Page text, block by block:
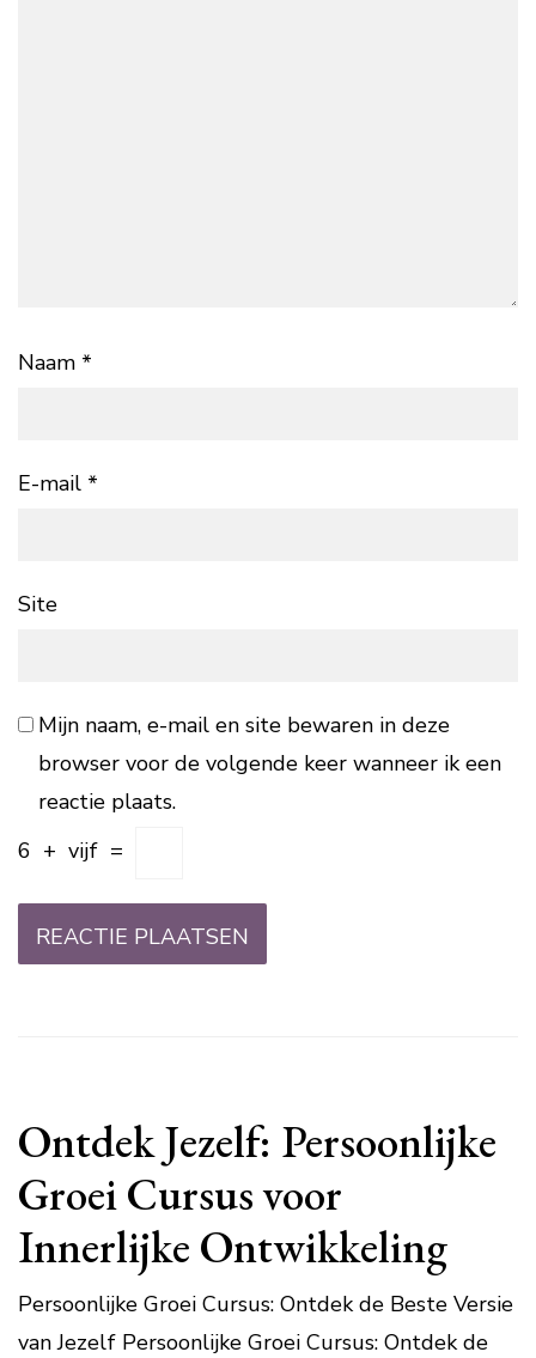
Naam *
E-mail *
Site
Mijn naam, e-mail en site bewaren in deze
browser voor de volgende keer wanneer ik een
reactie plaats.
6 + vijf =
Ontdek Jezelf: Persoonlijke
Groei Cursus voor
Innerlijke Ontwikkeling
Persoonlijke Groei Cursus: Ontdek de Beste Versie
van Jezelf Persoonlijke Groei Cursus: Ontdek de